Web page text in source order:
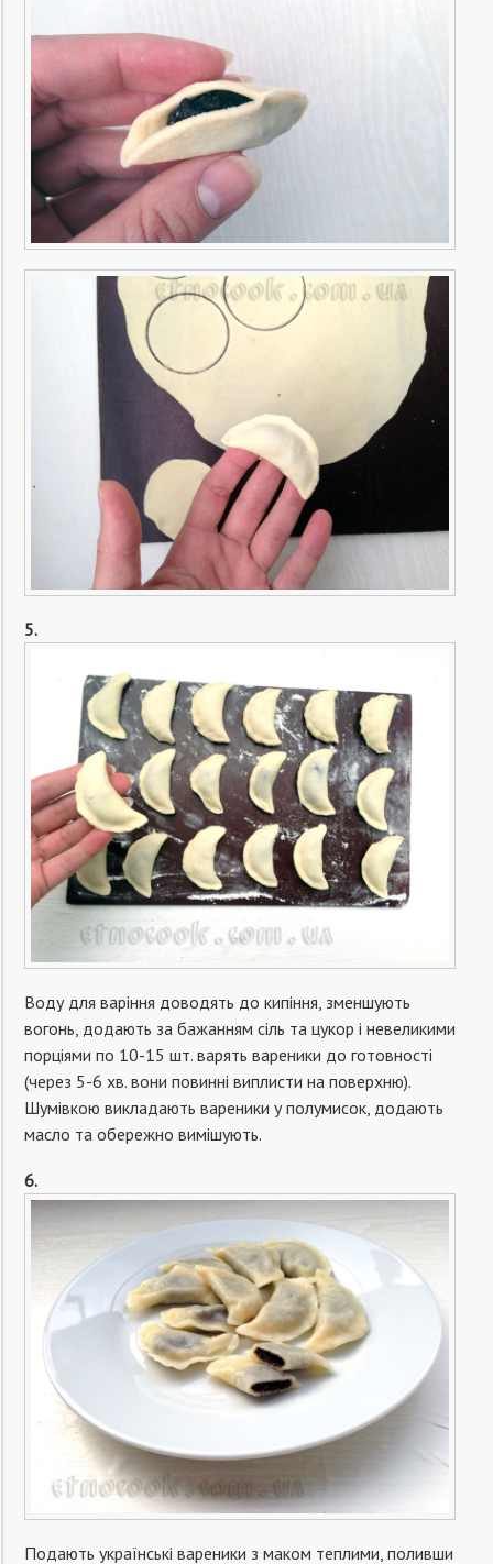
5.
Воду для варіння доводять до кипіння, зменшують
вогонь, додають за бажанням сіль та цукор і невеликими
порціями по 10-15 шт. варять вареники до готовності
(через 5-6 хв. вони повинні виплисти на поверхню).
Шумівкою викладають вареники у полумисок, додають
масло та обережно вимішують.
6.
Подають українські вареники з маком теплими, поливши